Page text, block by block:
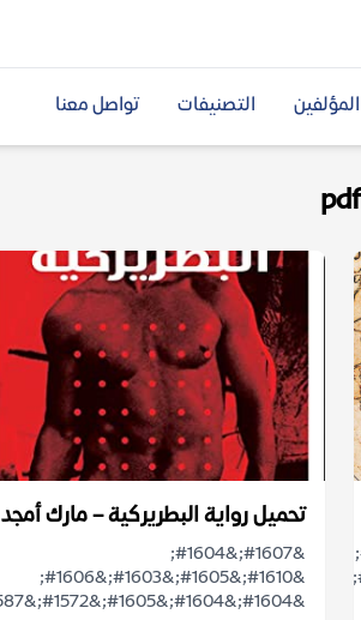
المؤلفين التصنيفات تواصل معنا
&#1605;&#1606;&#1578;&#1589;&#1601;
&#1575;&#1604;&#1602;&#1585;&#1606;
تحميل رواية البطريركية – مارك أمجد
&#1607;&#1604;
&#1610;&#1605;&#1603;&#1606;
&#1604;&#1604;&#1605;&#1572;&#1587;&...